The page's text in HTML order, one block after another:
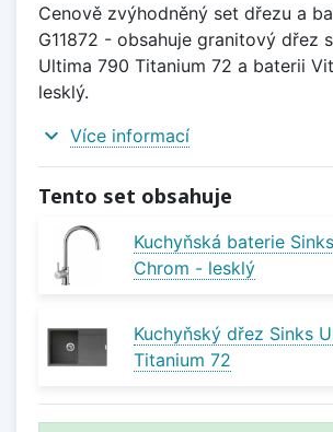
Cenově zvýhodněný set dřezu a
G11872 - obsahuje granitový dřez
Ultima 790 Titanium 72 a baterii
lesklý.
expand_more Více informací
Tento set obsahuje
Kuchyňská baterie
Chrom - lesklý
Kuchyňský dřez Sinks
Titanium 72